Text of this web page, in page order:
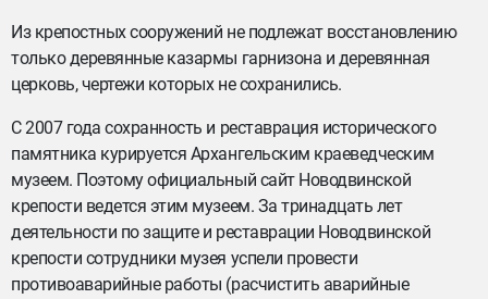
Из крепостных сооружений не подлежат восстановлению
только деревянные казармы гарнизона и деревянная
церковь, чертежи которых не сохранились.
С 2007 года сохранность и реставрация исторического
памятника курируется Архангельским краеведческим
музеем. Поэтому официальный сайт Новодвинской
крепости ведется этим музеем. За тринадцать лет
деятельности по защите и реставрации Новодвинской
крепости сотрудники музея успели провести
противоаварийные работы (расчистить аварийные